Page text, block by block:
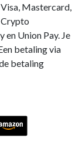
Mastercard,
Crypto
en Union Pay. Je
betaling via
betaling